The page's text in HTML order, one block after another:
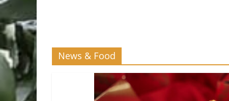
News & Food